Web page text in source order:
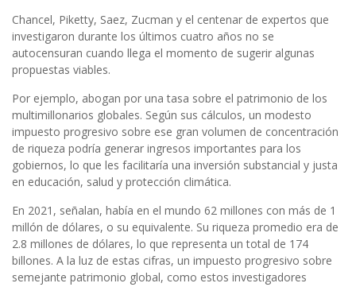
Chancel, Piketty, Saez, Zucman y el centenar de expertos que
investigaron durante los últimos cuatro años no se
autocensuran cuando llega el momento de sugerir algunas
propuestas viables.
Por ejemplo, abogan por una tasa sobre el patrimonio de los
multimillonarios globales. Según sus cálculos, un modesto
impuesto progresivo sobre ese gran volumen de concentración
de riqueza podría generar ingresos importantes para los
gobiernos, lo que les facilitaría una inversión substancial y justa
en educación, salud y protección climática.
En 2021, señalan, había en el mundo 62 millones con más de 1
millón de dólares, o su equivalente. Su riqueza promedio era de
2.8 millones de dólares, lo que representa un total de 174
billones. A la luz de estas cifras, un impuesto progresivo sobre
semejante patrimonio global, como estos investigadores